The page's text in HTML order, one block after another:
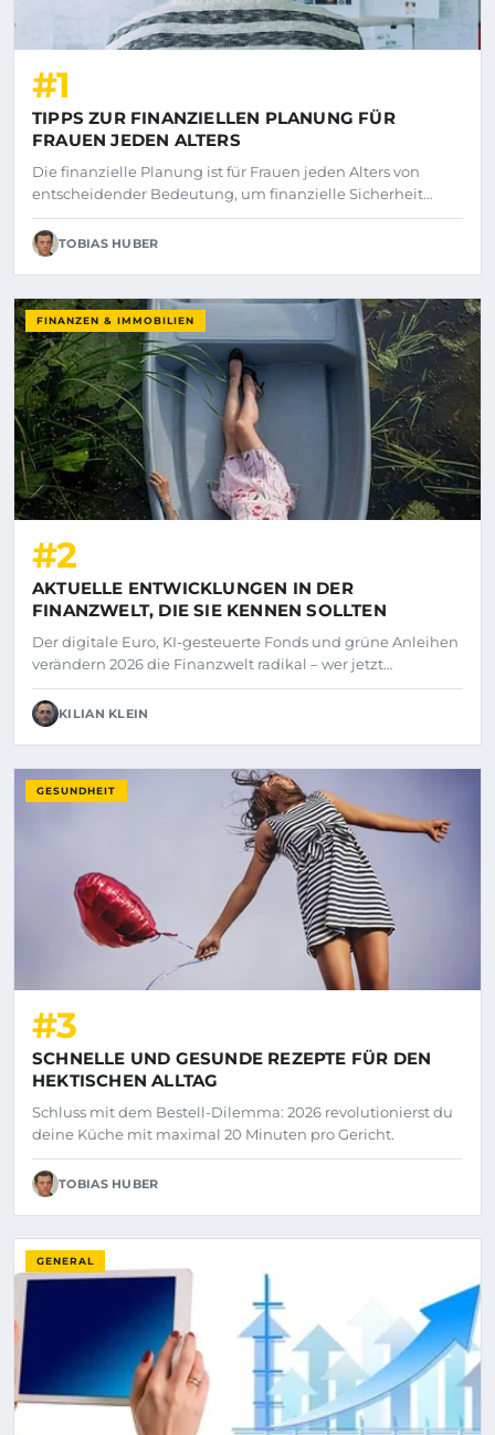
#1
TIPPS ZUR FINANZIELLEN PLANUNG FÜR
FRAUEN JEDEN ALTERS
Die finanzielle Planung ist für Frauen jeden Alters von
entscheidender Bedeutung, um finanzielle Sicherheit…
TOBIAS HUBER
FINANZEN & IMMOBILIEN
#2
AKTUELLE ENTWICKLUNGEN IN DER
FINANZWELT, DIE SIE KENNEN SOLLTEN
Der digitale Euro, KI-gesteuerte Fonds und grüne Anleihen
verändern 2026 die Finanzwelt radikal – wer jetzt…
KILIAN KLEIN
GESUNDHEIT
#3
SCHNELLE UND GESUNDE REZEPTE FÜR DEN
HEKTISCHEN ALLTAG
Schluss mit dem Bestell-Dilemma: 2026 revolutionierst du
deine Küche mit maximal 20 Minuten pro Gericht.
TOBIAS HUBER
GENERAL